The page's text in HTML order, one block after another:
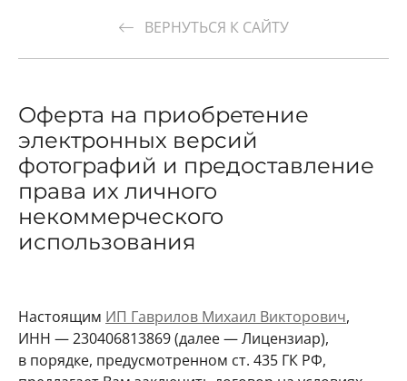
ВЕРНУТЬСЯ К САЙТУ
Оферта на приобретение
электронных версий
фотографий и предоставление
права их личного
некоммерческого
использования
Настоящим ИП Гаврилов Михаил Викторович,
ИНН — 230406813869 (далее — Лицензиар),
в порядке, предусмотренном ст. 435 ГК РФ,